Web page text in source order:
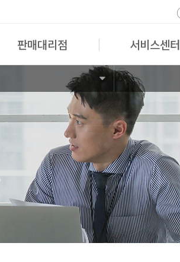
판매대리점 서비스센터